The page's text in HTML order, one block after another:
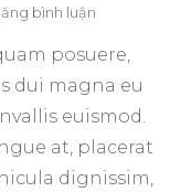
bình luận
for
my
posuere,
dui magna eu
euismod.
at, placerat
dignissim,